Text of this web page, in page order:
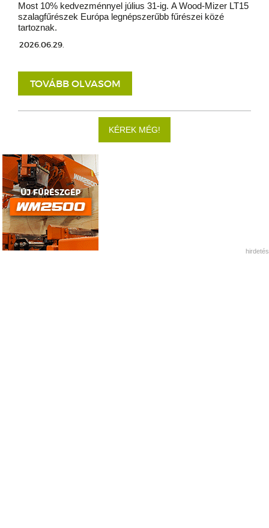
Most 10% kedvezménnyel július 31-ig. A Wood-Mizer LT15
szalagfűrészek Európa legnépszerűbb fűrészei közé
tartoznak.
2026.06.29.
TOVÁBB OLVASOM
KÉREK MÉG!
hirdetés